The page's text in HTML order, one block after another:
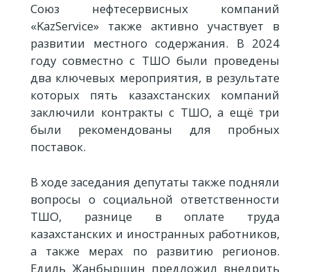
Союз нефтесервисных компаний
«KazService» также активно участвует в
развитии местного содержания. В 2024
году совместно с ТШО были проведены
два ключевых мероприятия, в результате
которых пять казахстанских компаний
заключили контракты с ТШО, а ещё три
были рекомендованы для пробных
поставок.
В ходе заседания депутаты также подняли
вопросы о социальной ответственности
ТШО, разнице в оплате труда
казахстанских и иностранных работников,
а также мерах по развитию регионов.
Едиль Жанбыршин предложил внедрить